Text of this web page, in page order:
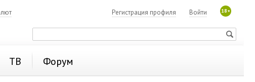
18+
Войти
Регистрация профиля
ТВ Форум